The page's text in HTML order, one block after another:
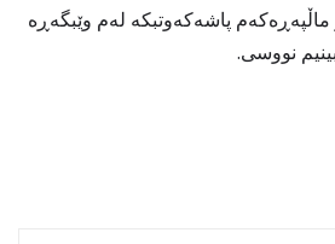
ماڵپەڕەکەم پاشەکەوتبکە لەم وێبگەڕە
نووسی.